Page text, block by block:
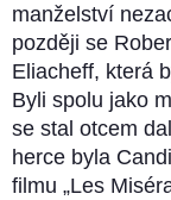
manželství
později se
Eliacheff, která
Byli spolu jako
se stal otcem
herce byla
filmu „Les